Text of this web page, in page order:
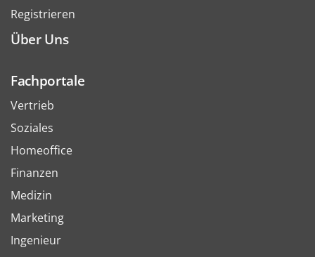
Registrieren
Über Uns
Fachportale
Vertrieb
Soziales
Homeoffice
Finanzen
Medizin
Marketing
Ingenieur